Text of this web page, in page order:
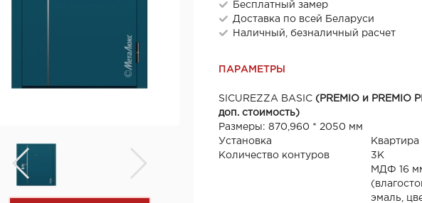
Бесплатный замер
Доставка по всей Беларуси
Наличный, безналичный расчет
ПАРАМЕТРЫ
SICUREZZA BASIC (PREMIO и PREMIO
доп. стоимость)
Размеры: 870,960 * 2050 мм
Установка
Квартира
Количество контуров
3К
МДФ 16
эмаль,